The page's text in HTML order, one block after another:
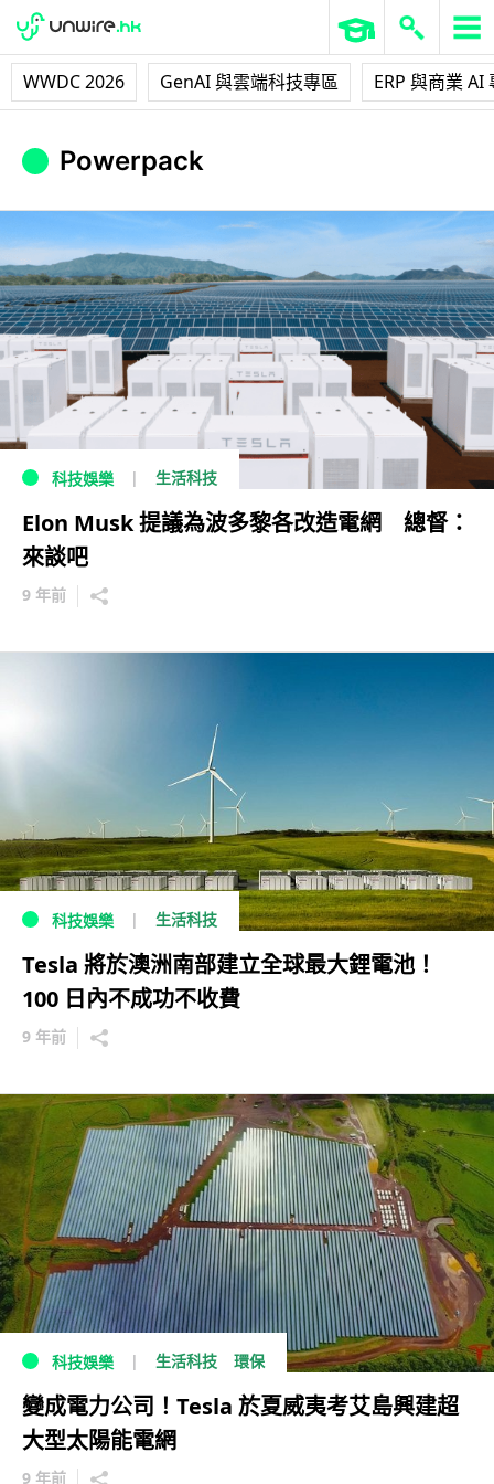
WWDC 2026 GenAI 與雲端科技專區 ERP 與商業 AI
Powerpack
科技娛樂 生活科技
Elon Musk 提議為波多黎各改造電網 總督：
來談吧
9 年前
科技娛樂 生活科技
Tesla 將於澳洲南部建立全球最大鋰電池！
100 日內不成功不收費
9 年前
科技娛樂 生活科技 環保
變成電力公司！Tesla 於夏威夷考艾島興建超
大型太陽能電網
9 年前